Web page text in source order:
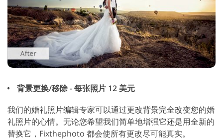
背景更换/移除 - 每张照片 12 美元
我们的婚礼照片编辑专家可以通过更改背景完全改变您的婚
礼照片的心情。无论您希望我们简单地增强它还是用全新的
替换它，Fixthephoto 都会使所有更改尽可能真实。